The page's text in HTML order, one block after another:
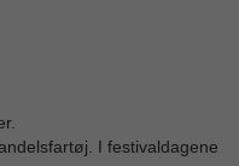
I festivaldagene